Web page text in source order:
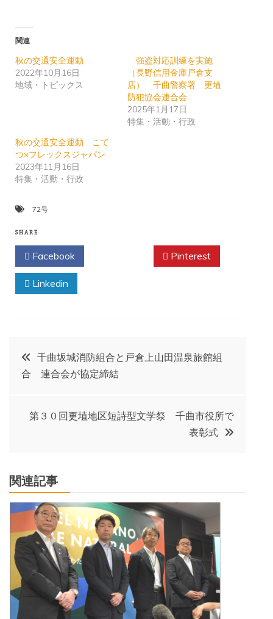
関連
秋の交通安全運動
2022年10月16日
地域・トピックス
強盗対応訓練を実施
（長野信用金庫戸倉支
店） 千曲警察署 更埴
防犯協会連合会
2025年1月17日
特集・活動・行政
秋の交通安全運動 こて
つ×フレックスジャパン
2023年11月16日
特集・活動・行政
72号
SHARE
Facebook Pinterest
Linkedin
投
稿
ゲ
ー
シ
ョ
千曲坂城消防組合と戸倉上山田温泉旅館組
合 連合会が協定締結
第３０回更埴地区短詩型文学祭 千曲市役所で
表彰式
関連記事